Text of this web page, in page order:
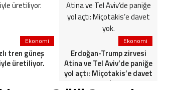
Ekonomi
tren güneş
üretiliyor.
Ekonomi
Erdoğan-Trump zirvesi
Atina ve Tel Aviv’de paniğe
yol açtı: Miçotakis’e davet
yok.